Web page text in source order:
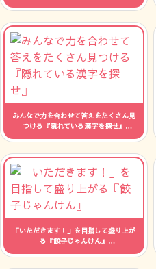
みんなで力を合わせて答えをたくさん見
つける『隠れている漢字を探せ』
「いただきます！」を目指して盛り上が
る『餃子じゃんけん』